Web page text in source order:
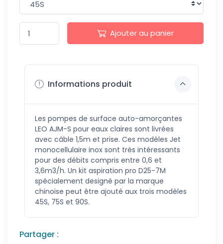
Ajouter au panier
Informations produit
Les pompes de surface auto-amorçantes
LEO AJM-S pour eaux claires sont livrées
avec câble 1,5m et prise. Ces modèles Jet
monocellulaire inox sont très intéressants
pour des débits compris entre 0,6 et
3,6m3/h. Un kit aspiration pro D25-7M
spécialement designé par la marque
chinoise peut être ajouté aux trois modèles
45S, 75S et 90S.
Partager :